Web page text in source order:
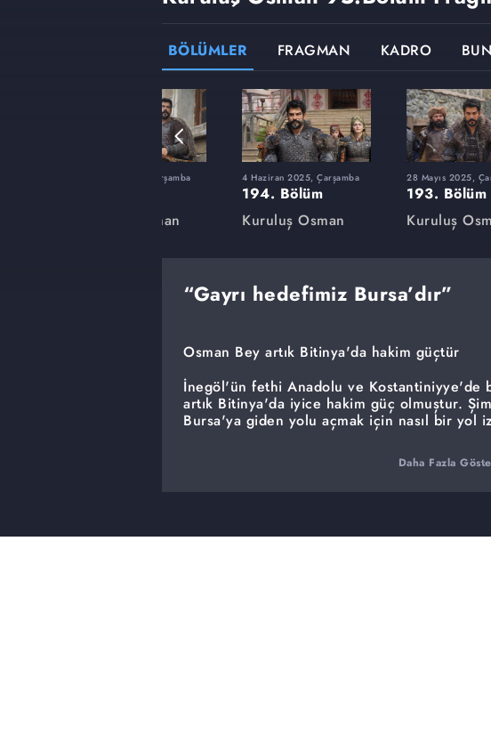
BÖLÜMLER FRAGMAN KADRO
12 Şubat 2025, Çarşamba
Kuruluş Osman
4 Haziran 2025, Çarşamba
194. Bölüm
Kuruluş Osman
28 Mayıs 2025,
193. Bölüm
Kuruluş
“Gayrı hedefimiz Bursa’dır”
Osman Bey artık Bitinya'da hakim güçtür
İnegöl'ün fethi Anadolu ve Kostantiniyye'de
artık Bitinya'da iyice hakim güç olmuştur.
Bursa'ya giden yolu açmak için nasıl bir yol
Osman Bey'e karşı Yeni Şer cephesi
yandan da Osman Bey'e karşı yeni bir şer
Daha Fazla